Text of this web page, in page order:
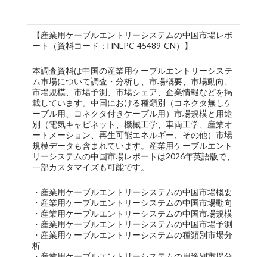
【産業用ケーブルエントリーシステムの中国市場レポ
ート（資料コード：HNLPC-45489-CN）】
本調査資料は中国の産業用ケーブルエントリーシステ
ム市場について調査・分析し、市場概要、市場動向、
市場規模、市場予測、市場シェア、企業情報などを掲
載しています。中国における種類別（コネクタ無しケ
ーブル用、コネクタ付きケーブル用）市場規模と用途
別（電気キャビネット、機械工学、車両工学、産業オ
ートメーション、再生可能エネルギー、その他）市場
規模データも含まれています。産業用ケーブルエント
リーシステムの中国市場レポートは2026年英語版で、
一部カスタマイズも可能です。
・産業用ケーブルエントリーシステムの中国市場概要
・産業用ケーブルエントリーシステムの中国市場動向
・産業用ケーブルエントリーシステムの中国市場規模
・産業用ケーブルエントリーシステムの中国市場予測
・産業用ケーブルエントリーシステムの種類別市場分
析